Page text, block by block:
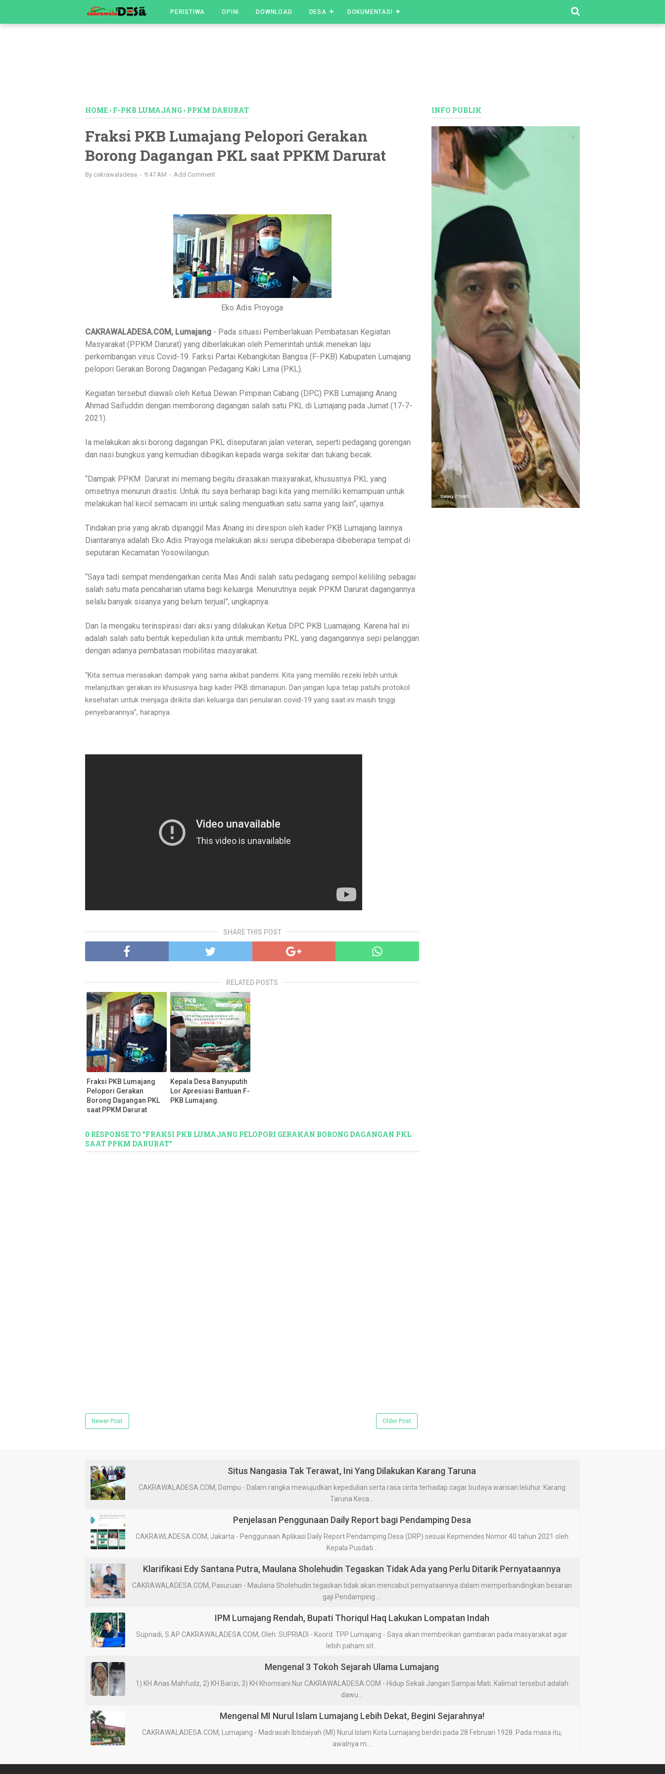
PERISTIWA OPINI DOWNLOAD DESA DOKUMENTASI
HOME› F-PKB LUMAJANG › PPKM DARURAT
Fraksi PKB Lumajang Pelopori Gerakan
Borong Dagangan PKL saat PPKM Darurat
By cakrawaladesa 9:47 AM Add Comment
Eko Adis Proyoga
CAKRAWALADESA.COM, Lumajang - Pada situasi Pemberlakuan Pembatasan Kegiatan
Masyarakat (PPKM Darurat) yang diberlakukan oleh Pemerintah untuk menekan laju
perkembangan virus Covid-19. Farksi Partai Kebangkitan Bangsa (F-PKB) Kabupaten Lumajang
pelopori Gerakan Borong Dagangan Pedagang Kaki Lima (PKL).
Kegiatan tersebut diawali oleh Ketua Dewan Pimpinan Cabang (DPC) PKB Lumajang Anang
Ahmad Saifuddin dengan memborong dagangan salah satu PKL di Lumajang pada Jumat (17-7-
2021).
Ia melakukan aksi borong dagangan PKL diseputaran jalan veteran, seperti pedagang gorengan
dan nasi bungkus yang kemudian dibagikan kepada warga sekitar dan tukang becak.
“Dampak PPKM Darurat ini memang begitu dirasakan masyarakat, khususnya PKL yang
omsetnya menurun drastis. Untuk itu saya berharap bagi kita yang memiliki kemampuan untuk
melakukan hal kecil semacam ini untuk saling menguatkan satu sama yang lain”, ujarnya.
Tindakan pria yang akrab dipanggil Mas Anang ini direspon oleh kader PKB Lumajang lainnya.
Diantaranya adalah Eko Adis Prayoga melakukan aksi serupa dibeberapa dibeberapa tempat di
seputaran Kecamatan Yosowilangun.
“Saya tadi sempat mendengarkan cerita Mas Andi salah satu pedagang sempol kelililng sebagai
salah satu mata pencaharian utama bagi keluarga. Menurutnya sejak PPKM Darurat dagangannya
selalu banyak sisanya yang belum terjual”, ungkapnya.
Dan Ia mengaku terinspirasi dari aksi yang dilakukan Ketua DPC PKB Luamajang. Karena hal ini
adalah salah satu bentuk kepedulian kita untuk membantu PKL yang dagangannya sepi pelanggan
dengan adanya pembatasan mobilitas masyarakat.
“Kita semua merasakan dampak yang sama akibat pandemi. Kita yang memiliki rezeki lebih untuk
melanjutkan gerakan ini khususnya bagi kader PKB dimanapun. Dan jangan lupa tetap patuhi protokol
kesehatan untuk menjaga dirikita dan keluarga dari penularan covid-19 yang saat ini masih tinggi
penyebarannya”, harapnya.
SHARE THIS POST
RELATED POSTS
Fraksi PKB Lumajang
Pelopori Gerakan
Borong Dagangan PKL
saat PPKM Darurat
Kepala Desa Banyuputih
Lor Apresiasi Bantuan F-
PKB Lumajang.
0 RESPONSE TO "FRAKSI PKB LUMAJANG PELOPORI GERAKAN BORONG DAGANGAN PKL
SAAT PPKM DARURAT"
Newer Post Older Post
INFO PUBLIK
Situs Nangasia Tak Terawat, Ini Yang Dilakukan Karang Taruna
CAKRAWALADESA.COM, Dompu - Dalam rangka mewujudkan kepedulian serta rasa cinta terhadap cagar budaya warisan leluhur. Karang
Taruna Keca...
Penjelasan Penggunaan Daily Report bagi Pendamping Desa
CAKRAWLADESA.COM, Jakarta - Penggunaan Aplikasi Daily Report Pendamping Desa (DRP) sesuai Kepmendes Nomor 40 tahun 2021 oleh
Kepala Pusdati...
Klarifikasi Edy Santana Putra, Maulana Sholehudin Tegaskan Tidak Ada yang Perlu Ditarik Pernyataannya
CAKRAWALADESA.COM, Pasuruan - Maulana Sholehudin tegaskan tidak akan mencabut pernyataannya dalam memperbandingkan besaran
gaji Pendamping ...
IPM Lumajang Rendah, Bupati Thoriqul Haq Lakukan Lompatan Indah
Supriadi, S.AP CAKRAWALADESA.COM, Oleh: SUPRIADI - Koord. TPP Lumajang - Saya akan memberikan gambaran pada masyarakat agar
lebih paham sit...
Mengenal 3 Tokoh Sejarah Ulama Lumajang
1) KH Anas Mahfudz, 2) KH Barizi, 3) KH Khomsani Nur CAKRAWALADESA.COM - Hidup Sekali Jangan Sampai Mati. Kalimat tersebut adalah
dawu...
Mengenal MI Nurul Islam Lumajang Lebih Dekat, Begini Sejarahnya!
CAKRAWALADESA.COM, Lumajang - Madrasah Ibtidaiyah (MI) Nurul Islam Kota Lumajang berdiri pada 28 Februari 1928. Pada masa itu,
awalnya m...